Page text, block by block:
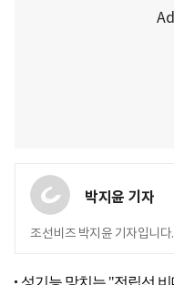
박지윤 기자
조선비즈 박지윤 기자입니다.